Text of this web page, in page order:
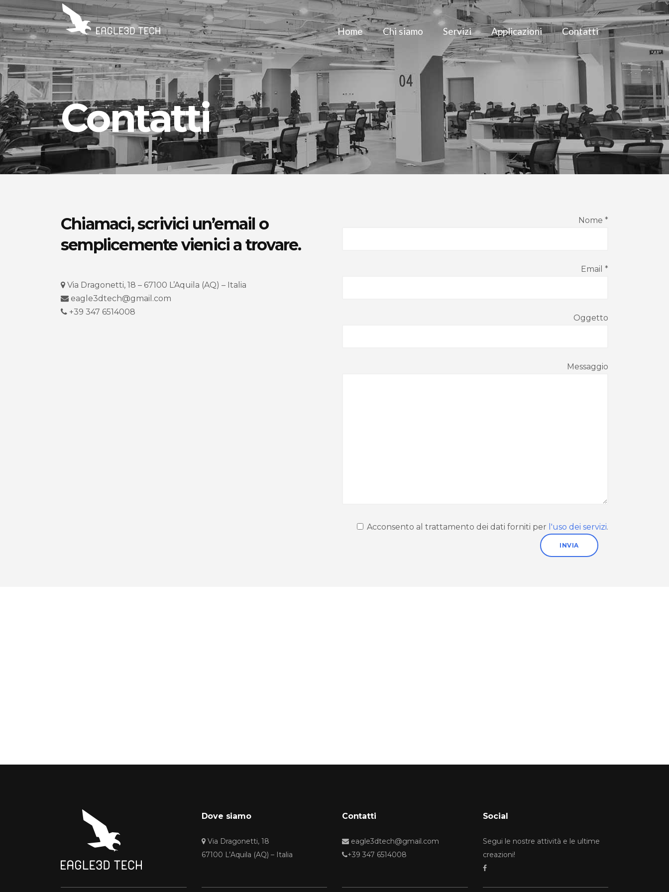
Home Chi siamo Servizi Applicazioni Contatti
Contatti
Chiamaci, scrivici un’email o
semplicemente vienici a trovare.
Via Dragonetti, 18 – 67100 L’Aquila (AQ) – Italia
eagle3dtech@gmail.com
+39 347 6514008
Nome *
Email *
Oggetto
Messaggio
Acconsento al trattamento dei dati forniti per l'uso dei servizi.
Dove siamo
Via Dragonetti, 18
67100 L’Aquila (AQ) – Italia
Contatti
eagle3dtech@gmail.com
+39 347 6514008
Social
Segui le nostre attività e le ultime
creazioni!